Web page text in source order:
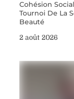
Cohésion
Tournoi De La
Beauté
2 août 2026